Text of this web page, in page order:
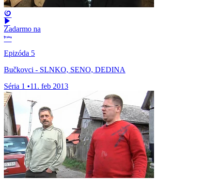
Zadarmo na
Epizóda 5
Bučkovci - SLNKO, SENO, DEDINA
Séria 1 •11. feb 2013